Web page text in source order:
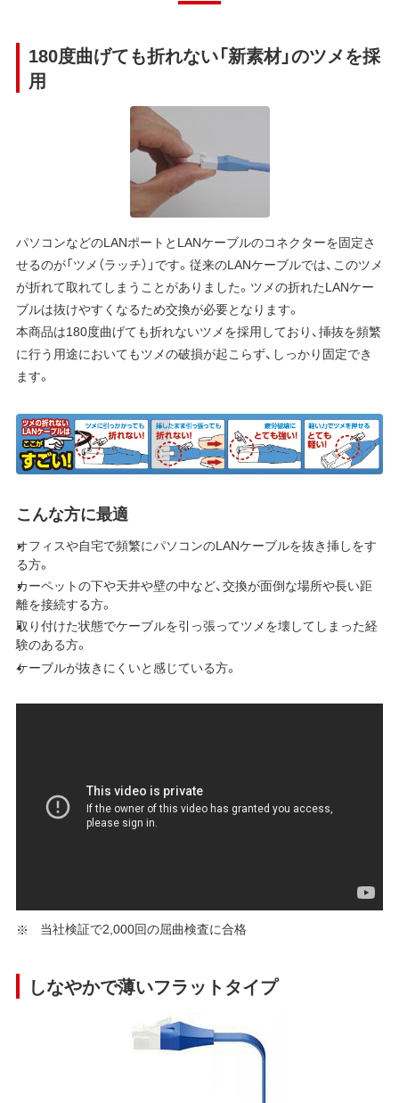
180度曲げても折れない「新素材」のツメを採
用
パソコンなどのLANポートとLANケーブルのコネクターを固定さ
せるのが「ツメ（ラッチ）」です。従来のLANケーブルでは、このツメ
が折れて取れてしまうことがありました。ツメの折れたLANケー
ブルは抜けやすくなるため交換が必要となります。
本商品は180度曲げても折れないツメを採用しており、挿抜を頻繁
に行う用途においてもツメの破損が起こらず、しっかり固定でき
ます。
こんな方に最適
オフィスや自宅で頻繁にパソコンのLANケーブルを抜き挿しをす
る方。
カーペットの下や天井や壁の中など、交換が面倒な場所や長い距
離を接続する方。
取り付けた状態でケーブルを引っ張ってツメを壊してしまった経
験のある方。
ケーブルが抜きにくいと感じている方。
当社検証で2,000回の屈曲検査に合格
しなやかで薄いフラットタイプ